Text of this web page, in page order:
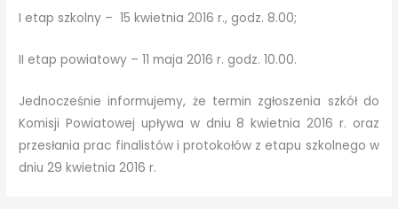
I etap szkolny – 15 kwietnia 2016 r., godz. 8.00;
II etap powiatowy – 11 maja 2016 r. godz. 10.00.
Jednocześnie informujemy, że termin zgłoszenia szkół do
Komisji Powiatowej upływa w dniu 8 kwietnia 2016 r. oraz
przesłania prac finalistów i protokołów z etapu szkolnego w
dniu 29 kwietnia 2016 r.